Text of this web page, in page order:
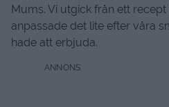
Mums. Vi utgick från ett
anpassade det lite efter våra
hade att erbjuda.